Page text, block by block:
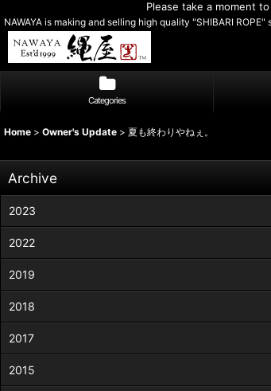
Please take a moment
NAWAYA is making and selling high quality "SHIBARI ROPE"
Categories
Home > Owner's Update > 夏も終わりやねぇ。
Archive
2023
2022
2019
2018
2017
2015